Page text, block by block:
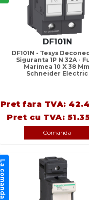
DF101N
DF101N - Tesys
Siguranta 1P N 32A -
Marimea 10 X 38
Schneider Electric
Pret fara TVA:
Pret cu TVA:
Comanda
La comanda